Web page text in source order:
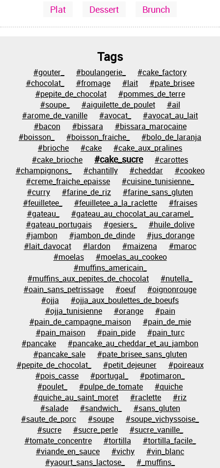
Plat
Dessert Brunch
Tags
#gouter_ #boulangerie_
#cake_factory
#chocolat_
#fromage #lait
#pate_brisee
#pepite_de_chocolat
#pommes_de_terre
#soupe_
#aiguilette_de_poulet
#ail
#arome_de_vanille
#avocat_
#avocat_au_lait
#bacon
#bissara
#bissara_marocaine
#boisson_
#boisson_fraiche_
#bolo_de_laranja
#brioche
#cake
#cake_aux_pralines
#cake_brioche
#cake_sucre
#carottes
#champignons_
#chantilly #cheddar
#cookeo
#creme_fraiche_epaisse
#cuisine_tunisienne_
#curry
#farine_de_riz
#farine_sans_gluten
#feuilletee_
#feuilletee_a_la_raclette
#fraises
#gateau_
#gateau_au_chocolat_au_caramel_
#gateau_portugais
#gesiers_
#huile_dolive
#jambon
#jambon_de_dinde
#jus_dorange
#lait_davocat
#lardon #maizena
#maroc
#moelas
#moelas_au_cookeo
#muffins_americain_
#muffins_aux_pepites_de_chocolat
#nutella_
#oain_sans_petrissage
#oeuf
#oignonrouge
#ojja
#ojja_aux_boulettes_de_boeufs
#ojja_tunisienne
#orange
#pain
#pain_de_campagne_maison
#pain_de_mie
#pain_maison
#pain_pide
#pain_turc
#pancake
#pancake_au_cheddar_et_au_jambon
#pancake_sale
#pate_brisee_sans_gluten
#pepite_de_chocolat_
#petit_dejeuner
#poireaux
#pois_casse
#portugal_
#potimaron_
#poulet_
#pulpe_de_tomate
#quiche
#quiche_au_saint_moret
#raclette
#riz
#salade
#sandwich_
#sans_gluten
#saute_de_porc
#soupe
#soupe_vichyssoise_
#sucre
#sucre_perle
#sucre_vanille_
#tomate_concentre
#tortilla
#tortilla_facile_
#viande_en_sauce
#vichy
#vin_blanc
#yaourt_sans_lactose_
#_muffins_